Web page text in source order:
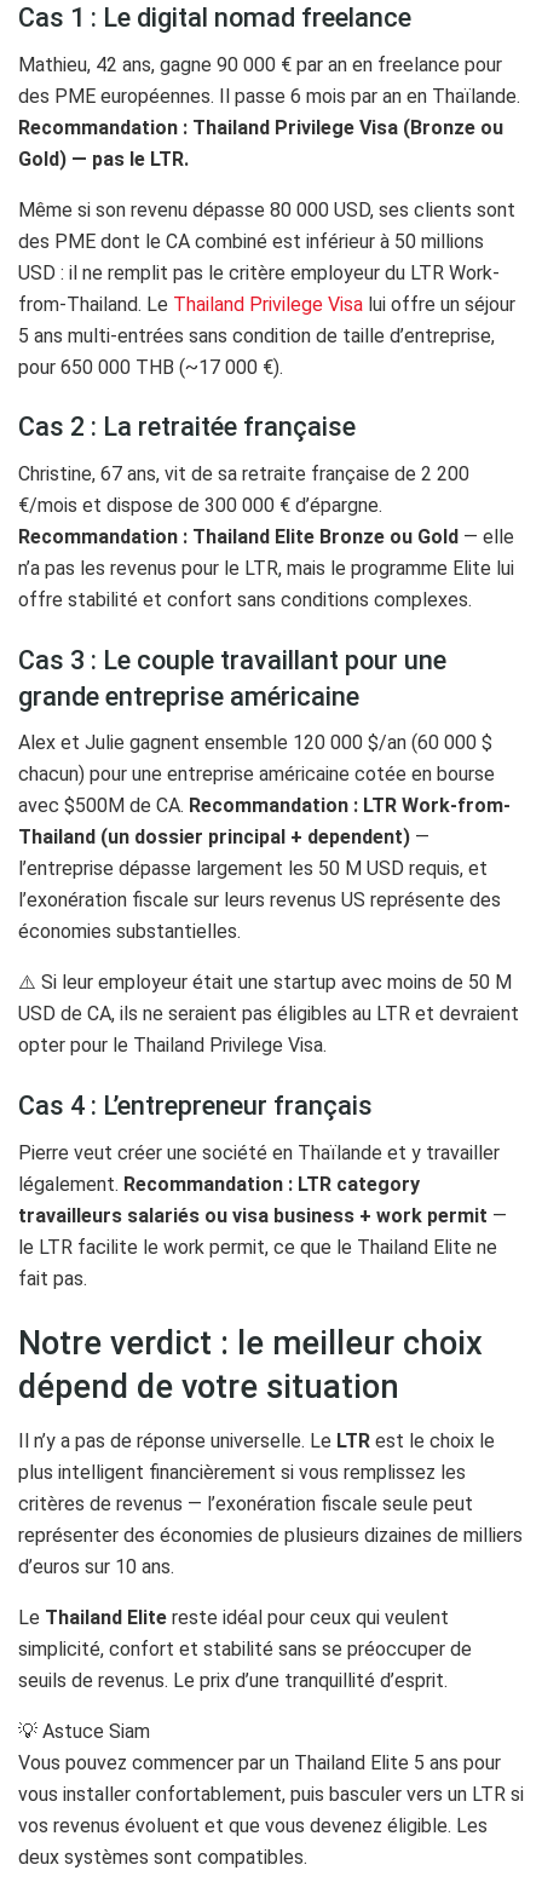
Cas 1 : Le digital nomad freelance
Mathieu, 42 ans, gagne 90 000 € par an en freelance pour
des PME européennes. Il passe 6 mois par an en Thaïlande.
Recommandation : Thailand Privilege Visa (Bronze ou
Gold) — pas le LTR.
Même si son revenu dépasse 80 000 USD, ses clients sont
des PME dont le CA combiné est inférieur à 50 millions
USD : il ne remplit pas le critère employeur du LTR Work-
from-Thailand. Le Thailand Privilege Visa lui offre un séjour
5 ans multi-entrées sans condition de taille d’entreprise,
pour 650 000 THB (~17 000 €).
Cas 2 : La retraitée française
Christine, 67 ans, vit de sa retraite française de 2 200
€/mois et dispose de 300 000 € d’épargne.
Recommandation : Thailand Elite Bronze ou Gold — elle
n’a pas les revenus pour le LTR, mais le programme Elite lui
offre stabilité et confort sans conditions complexes.
Cas 3 : Le couple travaillant pour une
grande entreprise américaine
Alex et Julie gagnent ensemble 120 000 $/an (60 000 $
chacun) pour une entreprise américaine cotée en bourse
avec $500M de CA. Recommandation : LTR Work-from-
Thailand (un dossier principal + dependent) —
l’entreprise dépasse largement les 50 M USD requis, et
l’exonération fiscale sur leurs revenus US représente des
économies substantielles.
⚠️ Si leur employeur était une startup avec moins de 50 M
USD de CA, ils ne seraient pas éligibles au LTR et devraient
opter pour le Thailand Privilege Visa.
Cas 4 : L’entrepreneur français
Pierre veut créer une société en Thaïlande et y travailler
légalement. Recommandation : LTR category
travailleurs salariés ou visa business + work permit —
le LTR facilite le work permit, ce que le Thailand Elite ne
fait pas.
Notre verdict : le meilleur choix
dépend de votre situation
Il n’y a pas de réponse universelle. Le LTR est le choix le
plus intelligent financièrement si vous remplissez les
critères de revenus — l’exonération fiscale seule peut
représenter des économies de plusieurs dizaines de milliers
d’euros sur 10 ans.
Le Thailand Elite reste idéal pour ceux qui veulent
simplicité, confort et stabilité sans se préoccuper de
seuils de revenus. Le prix d’une tranquillité d’esprit.
💡 Astuce Siam
Vous pouvez commencer par un Thailand Elite 5 ans pour
vous installer confortablement, puis basculer vers un LTR si
vos revenus évoluent et que vous devenez éligible. Les
deux systèmes sont compatibles.